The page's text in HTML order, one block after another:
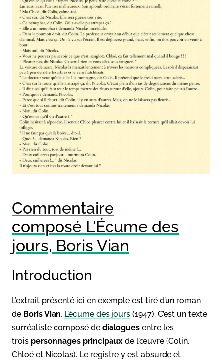
Commentaire
composé L’Écume des
jours, Boris Vian
Introduction
L’extrait présenté ici en exemple est tiré d’un roman
de Boris Vian, L’écume des jours (1947). C’est un texte
surréaliste composé de dialogues entre les
trois personnages principaux de l’œuvre (Colin,
Chloé et Nicolas). Le registre y est absurde et